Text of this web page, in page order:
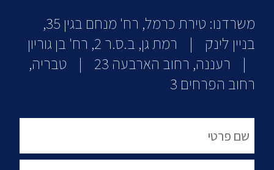
משרדנו: טירת כרמל, רח' מנחם בגין 35,
בניין לינק | רמת גן, ב.ס.ר 2, רח' בן גוריון
| רעננה, רחוב הארבעה 23 | טבריה,
רחוב הפרחים 3